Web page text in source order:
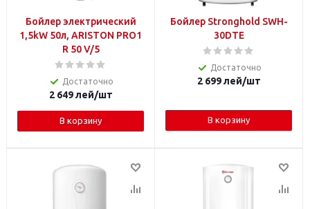
Бойлер электрический
1,5kW 50л, ARISTON PRO1
R 50 V/5
Достаточно
2 649лей/шт
В корзину
Бойлер Stronghold SWH-
30DTE
Достаточно
2 699лей/шт
В корзину